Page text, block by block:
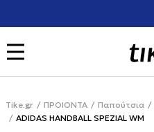
Tike.gr ΠΡΟΙΟΝΤΑ Παπούτσια
ADIDAS HANDBALL SPEZIAL WM